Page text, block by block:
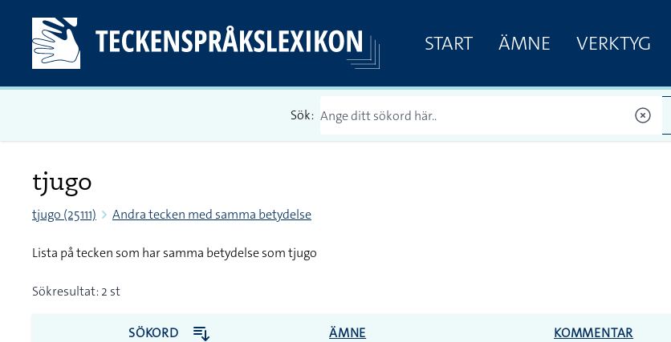
START ÄMNE VERKTYG
Sök:
tjugo
tjugo (25111) Andra tecken med samma betydelse
Lista på tecken som har samma betydelse som tjugo
Sökresultat: 2 st
SÖKORD ÄMNE KOMMENTAR